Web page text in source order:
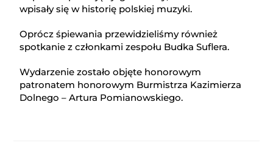
wpisały się w historię polskiej muzyki.
Oprócz śpiewania przewidzieliśmy również
spotkanie z członkami zespołu Budka Suflera.
Wydarzenie zostało objęte honorowym
patronatem honorowym Burmistrza Kazimierza
Dolnego – Artura Pomianowskiego.